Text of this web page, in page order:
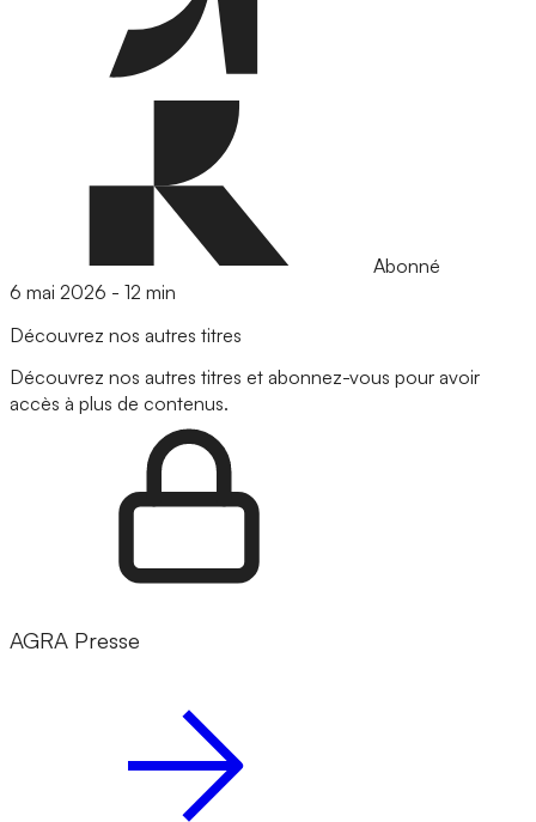
Abonné
6 mai 2026 - 12 min
Découvrez nos autres titres
Découvrez nos autres titres et abonnez-vous pour avoir
accès à plus de contenus.
AGRA Presse